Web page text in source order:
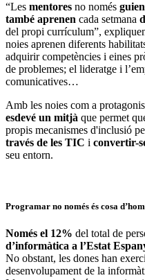
“Les mentores no només
també aprenen cada setmana
del propi currículum”,
noies aprenen diferents
adquirir competències i eines
de problemes; el lideratge i
comunicatives…
Amb les noies com a
esdevé un mitjà que permet
propis mecanismes d'inclusió
través de les TIC i convertir-
seu entorn.
Programar no només és cosa
Només el 12% del total de
d’informàtica a l’Estat
No obstant, les dones han
desenvolupament de la